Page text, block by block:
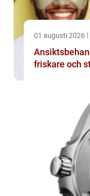
01 augusti 2026
friskare och